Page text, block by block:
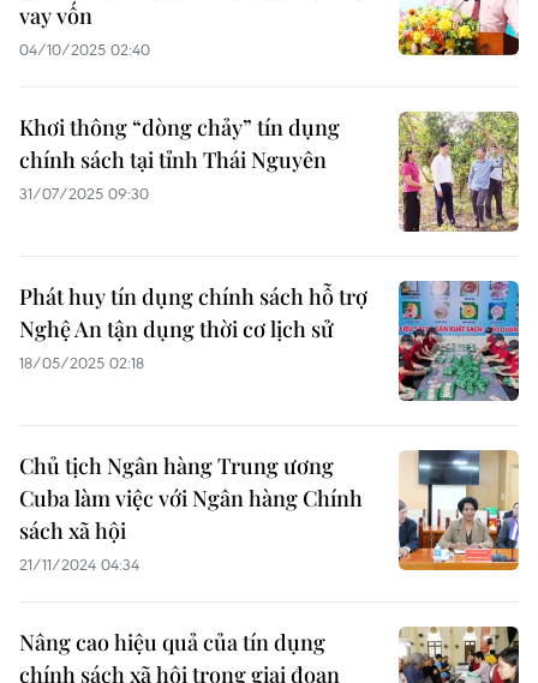
vay vốn
04/10/2025 02:40
Khơi thông “dòng chảy” tín dụng
chính sách tại tỉnh Thái Nguyên
31/07/2025 09:30
Phát huy tín dụng chính sách hỗ trợ
Nghệ An tận dụng thời cơ lịch sử
18/05/2025 02:18
Chủ tịch Ngân hàng Trung ương
Cuba làm việc với Ngân hàng Chính
sách xã hội
21/11/2024 04:34
Nâng cao hiệu quả của tín dụng
chính sách xã hội trong giai đoạn